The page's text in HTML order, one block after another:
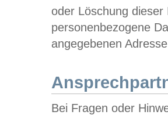
oder Löschung
personenbezogene
angegebenen
Bei Fragen oder